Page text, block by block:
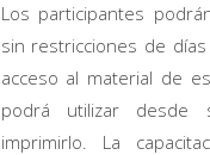
Los participantes
sin restricciones de
acceso al material de
podrá utilizar desde
imprimirlo. La